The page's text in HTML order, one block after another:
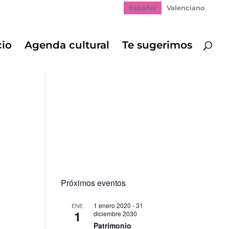
Español Valenciano
Agenda cultural Te sugerimos
Próximos eventos
ENE
1
1 enero 2020 -31
diciembre 2030
Patrimonio